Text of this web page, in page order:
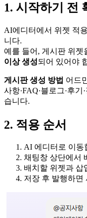
1. 시작하기 전
AI에디터에서 위젯 적
니다.
예를 들어, 게시판 위젯
이상 생성되어 있어야
게시판 생성 방법 어드
사항·FAQ·블로그·후
습니다.
2. 적용 순서
AI 에디터로 이동
채팅창 상단에서
배치할 위젯과 삽
저장 후 발행하면